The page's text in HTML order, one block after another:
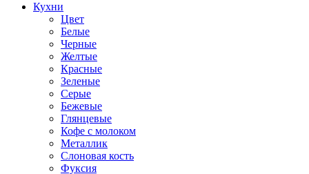
Кухни
Цвет
Белые
Черные
Желтые
Красные
Зеленые
Серые
Бежевые
Глянцевые
Кофе с молоком
Металлик
Слоновая кость
Фуксия